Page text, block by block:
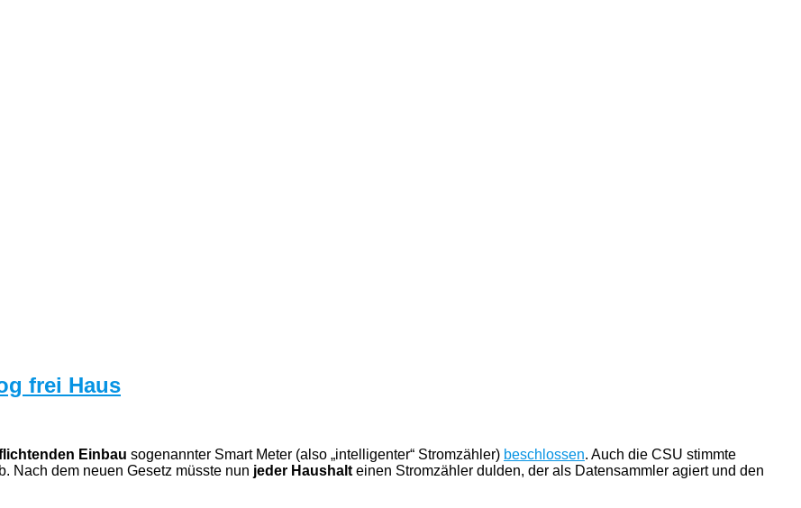
frei Haus
Einbau sogenannter Smart Meter (also „intelligenter“ Stromzähler) beschlossen. Auch die CSU stimmte
Nach dem neuen Gesetz müsste nun jeder Haushalt einen Stromzähler dulden, der als Datensammler agiert und den